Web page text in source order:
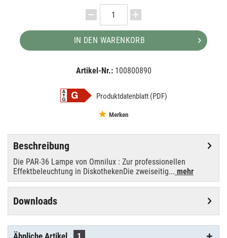
IN DEN WARENKORB
Artikel-Nr.: 100800890
Produktdatenblatt (PDF)
Merken
Beschreibung
Die PAR-36 Lampe von Omnilux : Zur professionellen
Effektbeleuchtung in DiskothekenDie zweiseitig... mehr
Downloads